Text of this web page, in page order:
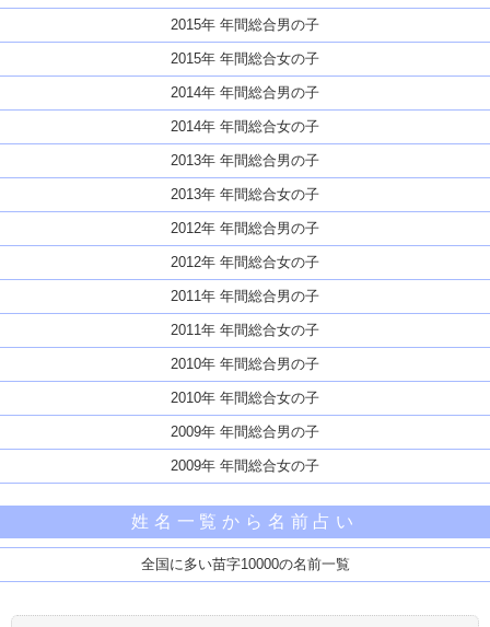
2015年 年間総合男の子
2015年 年間総合女の子
2014年 年間総合男の子
2014年 年間総合女の子
2013年 年間総合男の子
2013年 年間総合女の子
2012年 年間総合男の子
2012年 年間総合女の子
2011年 年間総合男の子
2011年 年間総合女の子
2010年 年間総合男の子
2010年 年間総合女の子
2009年 年間総合男の子
2009年 年間総合女の子
姓名一覧から名前占い
全国に多い苗字10000の名前一覧